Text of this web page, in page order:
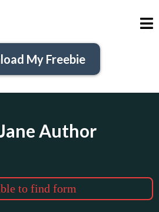
My Freebie
Author
to find form